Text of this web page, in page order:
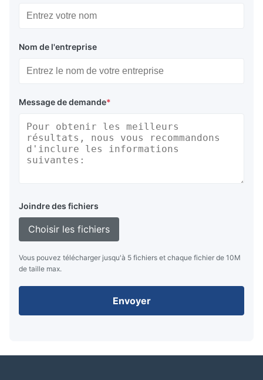
Nom de l'entreprise
Message de demande*
Joindre des fichiers
Choisir les fichiers
Vous pouvez télécharger jusqu'à 5 fichiers et chaque fichier de 10M
de taille max.
Envoyer